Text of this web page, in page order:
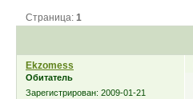
Страница:1
Ekzomess
Обитатель
Зарегистрирован: 2009-01-21